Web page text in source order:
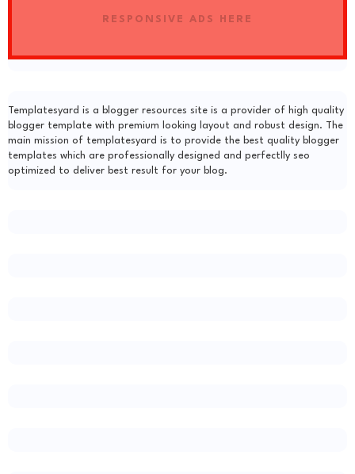
RESPONSIVE ADS HERE
Templatesyard is a blogger resources site is a provider of high quality
blogger template with premium looking layout and robust design. The
main mission of templatesyard is to provide the best quality blogger
templates which are professionally designed and perfectlly seo
optimized to deliver best result for your blog.